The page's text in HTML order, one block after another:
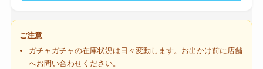
ご注意
ガチャガチャの在庫状況は日々変動します。お出かけ前に店舗
へお問い合わせください。